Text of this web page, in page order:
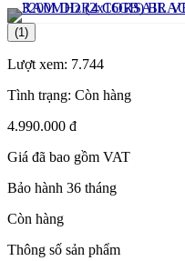
(1)
Lượt xem: 7.744
Tình trạng: Còn hàng
4.990.000 đ
Giá đã bao gồm VAT
Bảo hành 36 tháng
Còn hàng
Thông số sản phẩm